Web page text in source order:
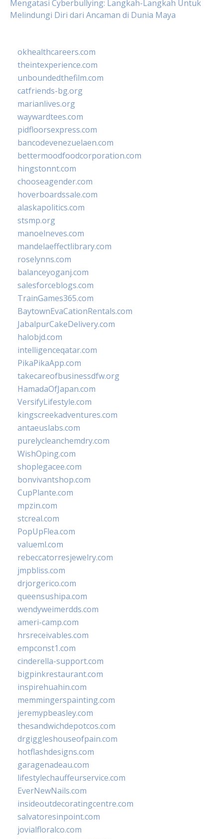
Mengatasi Cyberbullying: Langkah-Langkah Untuk
Melindungi Diri dari Ancaman di Dunia Maya
okhealthcareers.com
theintexperience.com
unboundedthefilm.com
catfriends-bg.org
marianlives.org
waywardtees.com
pidfloorsexpress.com
bancodevenezuelaen.com
bettermoodfoodcorporation.com
hingstonnt.com
chooseagender.com
hoverboardssale.com
alaskapolitics.com
stsmp.org
manoelneves.com
mandelaeffectlibrary.com
roselynns.com
balanceyoganj.com
salesforceblogs.com
TrainGames365.com
BaytownEvaCationRentals.com
JabalpurCakeDelivery.com
halobjd.com
intelligenceqatar.com
PikaPikaApp.com
takecareofbusinessdfw.org
HamadaOfJapan.com
VersifyLifestyle.com
kingscreekadventures.com
antaeuslabs.com
purelycleanchemdry.com
WishOping.com
shoplegacee.com
bonvivantshop.com
CupPlante.com
mpzin.com
stcreal.com
PopUpFlea.com
valueml.com
rebeccatorresjewelry.com
jmpbliss.com
drjorgerico.com
queensushipa.com
wendyweimerdds.com
ameri-camp.com
hrsreceivables.com
empconst1.com
cinderella-support.com
bigpinkrestaurant.com
inspirehuahin.com
memmingerspainting.com
jeremypbeasley.com
thesandwichdepotcos.com
drgiggleshouseofpain.com
hotflashdesigns.com
garagenadeau.com
lifestylechauffeurservice.com
EverNewNails.com
insideoutdecoratingcentre.com
salvatoresinpoint.com
jovialfloralco.com